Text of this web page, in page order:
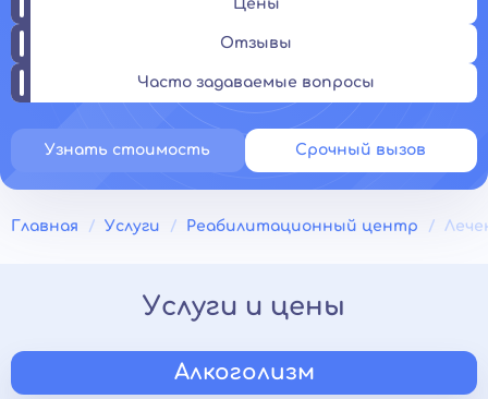
Цены
Отзывы
Часто задаваемые вопросы
Узнать стоимость Срочный вызов
Главная Услуги Реабилитационный центр
Услуги и цены
Алкоголизм